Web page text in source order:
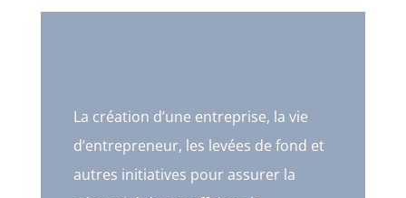
La création d’une entreprise, la vie
d’entrepreneur, les levées de fond et
autres initiatives pour assurer la